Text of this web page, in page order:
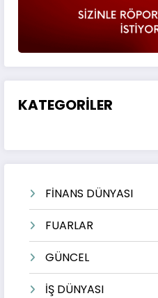
KATEGORİLER
FİNANS DÜNYASI
FUARLAR
GÜNCEL
İŞ DÜNYASI